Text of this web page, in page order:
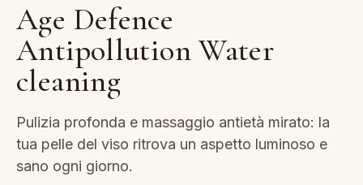
Age Defence
Antipollution Water
cleaning
Pulizia profonda e massaggio antietà mirato: la
tua pelle del viso ritrova un aspetto luminoso e
sano ogni giorno.